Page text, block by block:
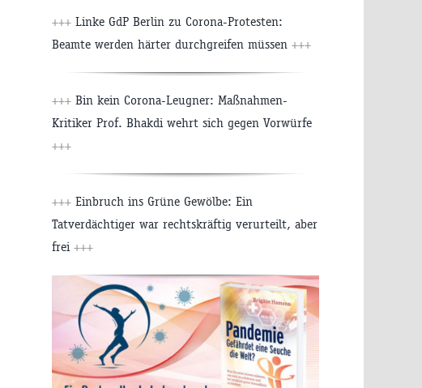
+++ Linke GdP Berlin zu Corona-Protesten:
Beamte werden härter durchgreifen müssen +++
+++ Bin kein Corona-Leugner: Maßnahmen-
Kritiker Prof. Bhakdi wehrt sich gegen Vorwürfe
+++
+++ Einbruch ins Grüne Gewölbe: Ein
Tatverdächtiger war rechtskräftig verurteilt, aber
frei +++